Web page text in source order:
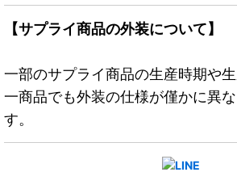
【サプライ商品の外装について】
一部のサプライ商品の生産時期や
一商品でも外装の仕様が僅かに異
す。